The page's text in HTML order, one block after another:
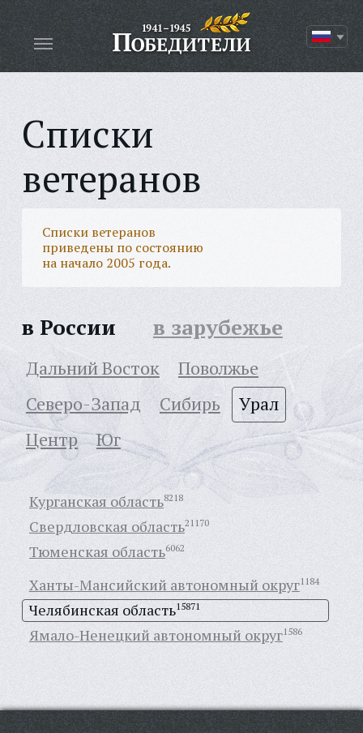
Списки
ветеранов
Списки ветеранов
приведены по состоянию
на начало 2005 года.
в России в зарубежье
Дальний Восток
Поволжье
Северо-Запад
Сибирь
Урал
Центр
Юг
Курганская область8218
Свердловская область21170
Тюменская область6062
Ханты-Мансийский автономный округ1184
Челябинская область15871
Ямало-Ненецкий автономный округ1586